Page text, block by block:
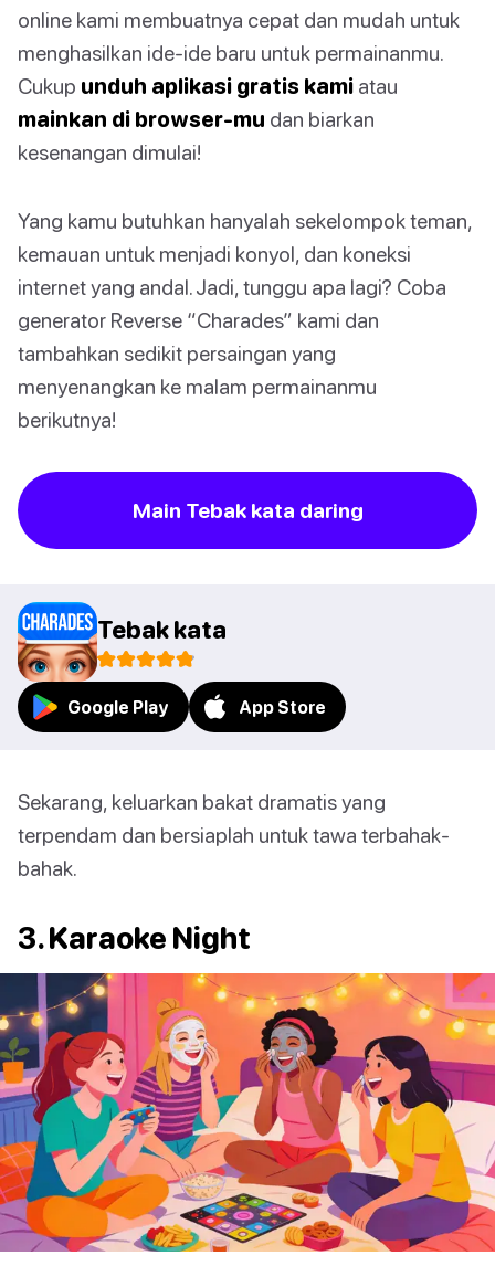
online kami membuatnya cepat dan mudah untuk
menghasilkan ide-ide baru untuk permainanmu.
Cukup unduh aplikasi gratis kami atau
mainkan di browser-mu dan biarkan
kesenangan dimulai!
Yang kamu butuhkan hanyalah sekelompok teman,
kemauan untuk menjadi konyol, dan koneksi
internet yang andal. Jadi, tunggu apa lagi? Coba
generator Reverse “Charades” kami dan
tambahkan sedikit persaingan yang
menyenangkan ke malam permainanmu
berikutnya!
Main Tebak kata daring
Tebak kata
Google Play App Store
Sekarang, keluarkan bakat dramatis yang
terpendam dan bersiaplah untuk tawa terbahak-
bahak.
3. Karaoke Night